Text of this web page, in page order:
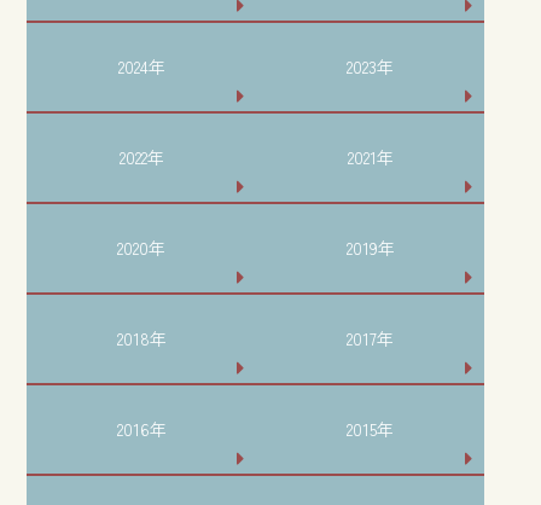
2024年 2023年
2022年 2021年
2020年 2019年
2018年 2017年
2016年 2015年